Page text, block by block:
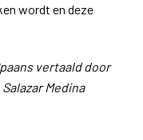
wordt en deze
vertaald door
Medina